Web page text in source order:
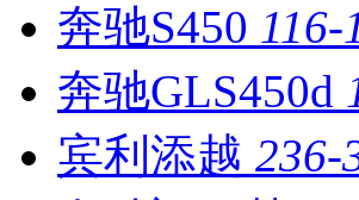
奔驰S450 116-
奔驰GLS450d
宾利添越 236-